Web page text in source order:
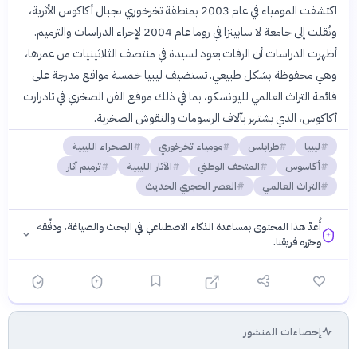
اكتشفت المومياء في عام 2003 بمنطقة تخرخوري بجبال أكاكوس الأثرية،
ونُقلت إلى جامعة لا سابينزا في روما عام 2004 لإجراء الدراسات والترميم.
أظهرت الدراسات أن الرفات يعود لسيدة في منتصف الثلاثينيات من عمرها،
وهي محفوظة بشكل طبيعي. تستضيف ليبيا خمسة مواقع مدرجة على
قائمة التراث العالمي لليونسكو، بما في ذلك موقع الفن الصخري في تادرارت
أكاكوس، الذي يشتهر بآلاف الرسومات والنقوش الصخرية.
ليبيا طرابلس مومياء تخرخوري
الصحراء الليبية
أكاسوس
المتحف الوطني الآثار الليبية
ترميم آثار
التراث العالمي
العصر الحجري الحديث
أُعدّ هذا المحتوى بمساعدة الذكاء الاصطناعي في البحث والصياغة، ودقّقه
وحرّره فريقنا.
فلسفتنا المعرفية·سياسة الذكاء الاصطناعيإحصاءات المنشور